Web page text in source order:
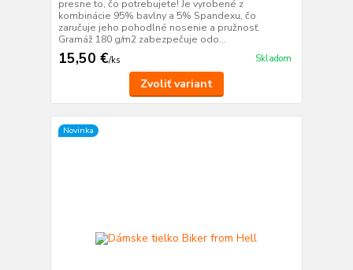
presne to, čo potrebujete! Je vyrobené z
kombinácie 95% bavlny a 5% Spandexu, čo
zaručuje jeho pohodlné nosenie a pružnosť.
Gramáž 180 g/m2 zabezpečuje odo...
15,50 €/ks Skladom
Zvoliť variant
Novinka